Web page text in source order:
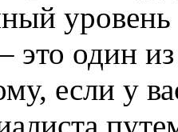
это один
если у